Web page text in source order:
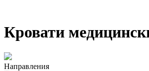
Кровати
Направления